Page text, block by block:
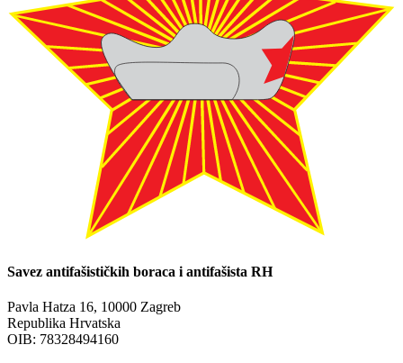
Savez antifašističkih boraca i antifašista RH
Pavla Hatza 16, 10000 Zagreb
Republika Hrvatska
OIB: 78328494160